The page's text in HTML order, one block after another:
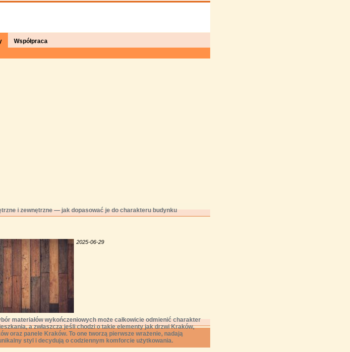
Współpraca
i zewnętrzne — jak dopasować je do charakteru budynku
2025-06-29
materiałów wykończeniowych może całkowicie odmienić charakter
a zwłaszcza jeśli chodzi o takie elementy jak drzwi Kraków,
oraz panele Kraków. To one tworzą pierwsze wrażenie, nadają
styl i decydują o codziennym komforcie użytkowania.